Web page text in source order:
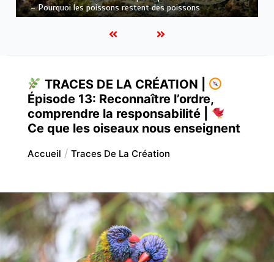
cachée – Le monde des poissons
TRACES DE LA CRÉATION |
Épisode 13: Reconnaître l’ordre,
comprendre la responsabilité |
Ce que les oiseaux nous enseignent
Accueil Traces De La Création